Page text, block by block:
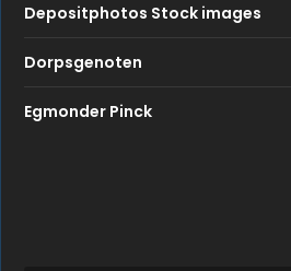
Depositphotos Stock images
Dorpsgenoten
Egmonder Pinck